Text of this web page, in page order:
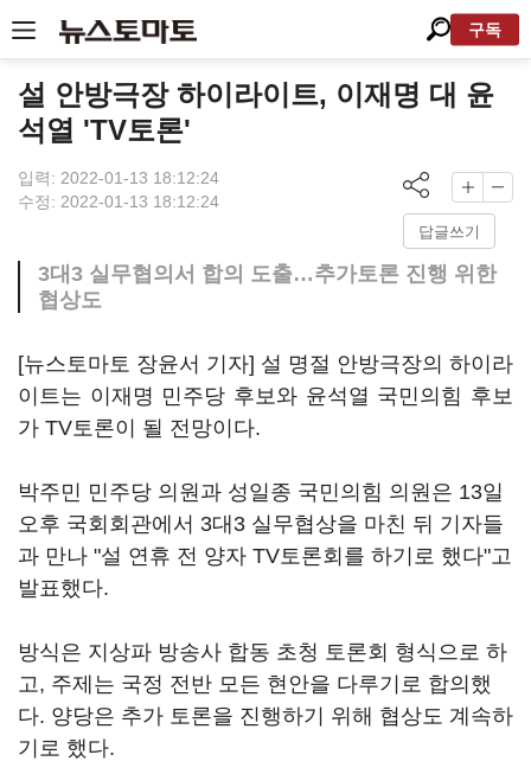
구독
설 안방극장 하이라이트, 이재명 대 윤
석열 'TV토론'
입력: 2022-01-13 18:12:24
수정: 2022-01-13 18:12:24
답글쓰기
3대3 실무협의서 합의 도출…추가토론 진행 위한
협상도
[뉴스토마토 장윤서 기자] 설 명절 안방극장의 하이라
이트는 이재명 민주당 후보와 윤석열 국민의힘 후보
가 TV토론이 될 전망이다.
박주민 민주당 의원과 성일종 국민의힘 의원은 13일
오후 국회회관에서 3대3 실무협상을 마친 뒤 기자들
과 만나 "설 연휴 전 양자 TV토론회를 하기로 했다"고
발표했다.
방식은 지상파 방송사 합동 초청 토론회 형식으로 하
고, 주제는 국정 전반 모든 현안을 다루기로 합의했
다. 양당은 추가 토론을 진행하기 위해 협상도 계속하
기로 했다.